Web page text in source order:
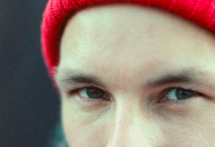
014 DABEULL
DABEULL RECORD